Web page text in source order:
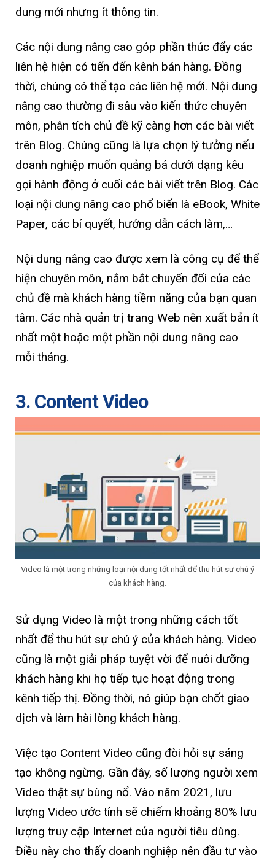
dung mới nhưng ít thông tin.
Các nội dung nâng cao góp phần thúc đẩy các
liên hệ hiện có tiến đến kênh bán hàng. Đồng
thời, chúng có thể tạo các liên hệ mới. Nội dung
nâng cao thường đi sâu vào kiến thức chuyên
môn, phân tích chủ đề kỹ càng hơn các bài viết
trên Blog. Chúng cũng là lựa chọn lý tưởng nếu
doanh nghiệp muốn quảng bá dưới dạng kêu
gọi hành động ở cuối các bài viết trên Blog. Các
loại nội dung nâng cao phổ biến là eBook, White
Paper, các bí quyết, hướng dẫn cách làm,…
Nội dung nâng cao được xem là công cụ để thể
hiện chuyên môn, nắm bắt chuyển đổi của các
chủ đề mà khách hàng tiềm năng của bạn quan
tâm. Các nhà quản trị trang Web nên xuất bản ít
nhất một hoặc một phần nội dung nâng cao
mỗi tháng.
3. Content Video
Video là một trong những loại nội dung tốt nhất để thu hút sự chú ý
của khách hàng.
Sử dụng Video là một trong những cách tốt
nhất để thu hút sự chú ý của khách hàng. Video
cũng là một giải pháp tuyệt vời để nuôi dưỡng
khách hàng khi họ tiếp tục hoạt động trong
kênh tiếp thị. Đồng thời, nó giúp bạn chốt giao
dịch và làm hài lòng khách hàng.
Việc tạo Content Video cũng đòi hỏi sự sáng
tạo không ngừng. Gần đây, số lượng người xem
Video thật sự bùng nổ. Vào năm 2021, lưu
lượng Video ước tính sẽ chiếm khoảng 80% lưu
lượng truy cập Internet của người tiêu dùng.
Điều này cho thấy doanh nghiệp nên đầu tư vào